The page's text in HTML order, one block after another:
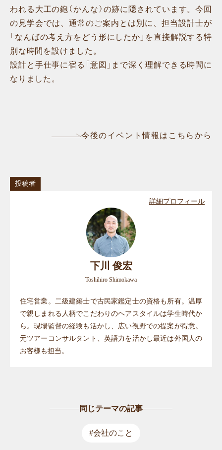
われる大工の鉋（かんな）の跡に隠されています。今回
の見学会では、通常のご案内とは別に、担当設計士が
「なんばの考え方をどう形にしたか」を直接解説する特
別な時間を設けました。
設計と手仕事に宿る「意図」まで深く理解できる時間に
なりました。
今後のイベント情報はこちらから
投稿者
詳細プロフィール
下川 俊宏
Toshihiro Shimokawa
住宅営業。二級建築士で古民家鑑定士の資格も所有。温厚
で親しまれる人柄でこだわりのヘアスタイルは学生時代か
ら。現場監督の経験も活かし、広い視野での提案が得意。
元ツアーコンサルタント、英語力を活かし最近は外国人の
お客様も担当。
同じテーマの記事
#会社のこと